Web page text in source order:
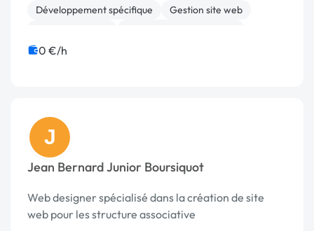
Développement spécifique
Gestion site web
0 €/h
J
Jean Bernard Junior Boursiquot
Web designer spécialisé dans la création de site
web pour les structure associative